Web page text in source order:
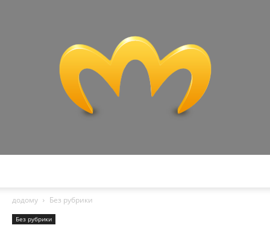
додому
Без рубрики
Без рубрики